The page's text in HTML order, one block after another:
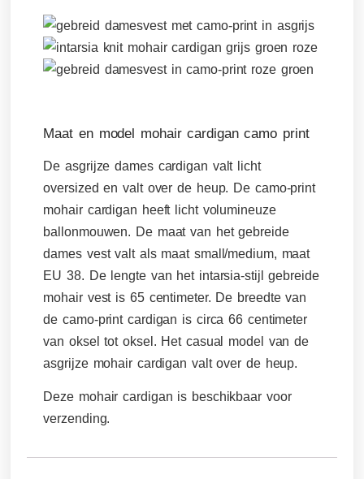
Maat en model mohair cardigan camo print
De asgrijze dames cardigan valt licht
oversized en valt over de heup. De camo-print
mohair cardigan heeft licht volumineuze
ballonmouwen. De maat van het gebreide
dames vest valt als maat small/medium, maat
EU 38. De lengte van het intarsia-stijl gebreide
mohair vest is 65 centimeter. De breedte van
de camo-print cardigan is circa 66 centimeter
van oksel tot oksel. Het casual model van de
asgrijze mohair cardigan valt over de heup.
Deze mohair cardigan is beschikbaar voor
verzending.